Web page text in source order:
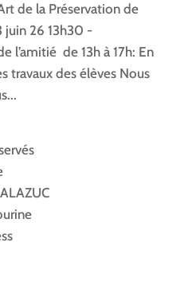
de la Préservation de
juin 26 13h30 -
l’amitié de 13h à 17h: En
travaux des élèves Nous